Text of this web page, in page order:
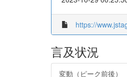
https://
言及状況
変動（ピーク前後）